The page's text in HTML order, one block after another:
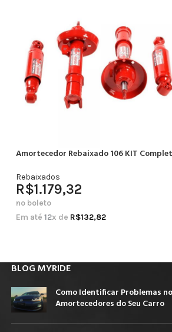
Amortecedor Rebaixado 106 KIT
Rebaixados
R$1.179,32
no boleto
Em até 12x de R$132,82
BLOG MYRIDE
Como Identificar Problemas
Amortecedores do Seu Carro